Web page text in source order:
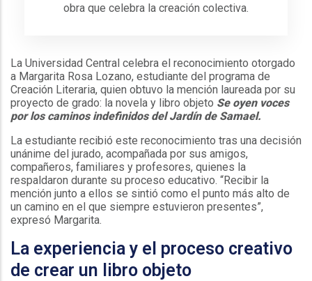
obra que celebra la creación colectiva.
La Universidad Central celebra el reconocimiento otorgado
a Margarita Rosa Lozano, estudiante del programa de
Creación Literaria, quien obtuvo la mención laureada por su
proyecto de grado: la novela y libro objeto Se oyen voces
por los caminos indefinidos del Jardín de Samael.
La estudiante recibió este reconocimiento tras una decisión
unánime del jurado, acompañada por sus amigos,
compañeros, familiares y profesores, quienes la
respaldaron durante su proceso educativo. “Recibir la
mención junto a ellos se sintió como el punto más alto de
un camino en el que siempre estuvieron presentes”,
expresó Margarita.
La experiencia y el proceso creativo
de crear un libro objeto